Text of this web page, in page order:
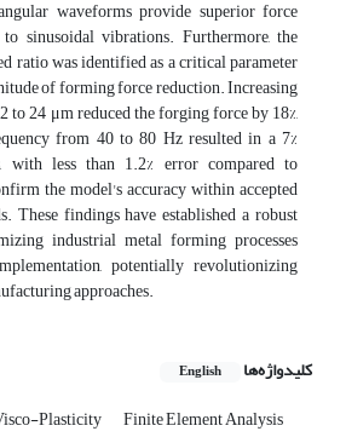
waveforms provide superior force
sinusoidal vibrations. Furthermore, the
ratio was identified as a critical parameter
of forming force reduction. Increasing
24 μm reduced the forging force by 18%,
from 40 to 80 Hz resulted in a 7%
with less than 1.2% error compared to
the model's accuracy within accepted
These findings have established a robust
industrial metal forming processes
potentially revolutionizing
approaches.
کلیدواژه‌ها English
Plasticity Finite Element Analysis